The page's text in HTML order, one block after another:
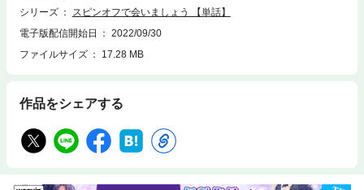
シリーズ
スピンオフで会いましょう 【単話】
電子版配信開始日
2022/09/30
ファイルサイズ
17.28 MB
作品をシェアする